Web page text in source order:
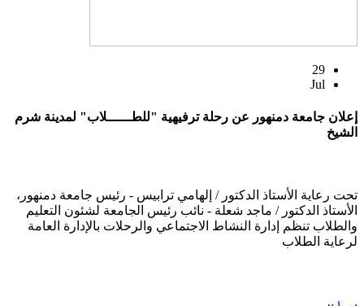
29
Jul
إعلان جامعة دمنهور عن رحلة ترفيهية "للطــــــلاب" لمدينة شرم
الشيخ
تحت رعاية الأستاذ الدكتور / إلهامي ترابيس - رئيس جامعة دمنهور،
الأستاذ الدكتور / ماجد شعلة - نائب رئيس الجامعة لشئون التعليم
والطلاب تنظم إدارة النشاط الاجتماعي والرحلات بالإدارة العامة
لرعاية الطلاب